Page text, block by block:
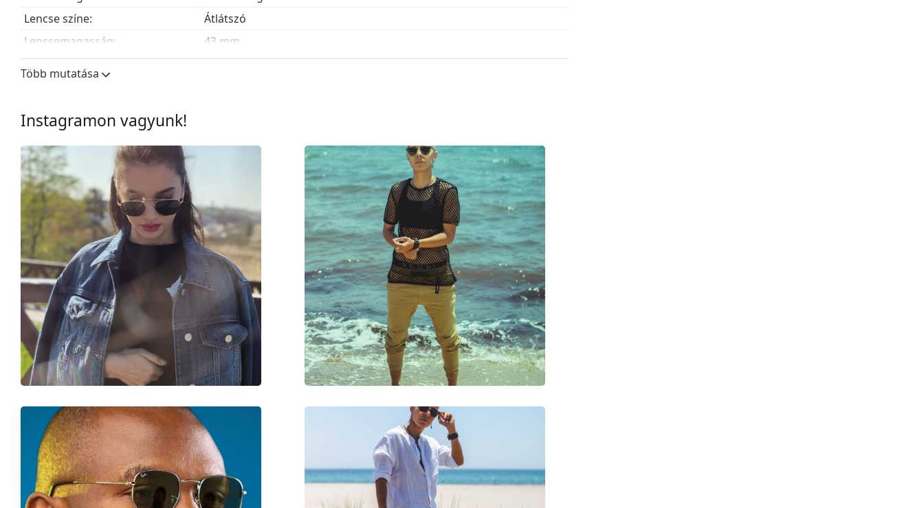
Lencse színe:
Átlátszó
Lencsemagasság:
43 mm
Lencseszélesség:
63 mm
Keret
Keret forma:
Keret színe:
Keret anyaga:
Műanyag
Méret:
M
Szélesség:
134 mm
Szárhossz:
130 mm
Hídszélesség:
18 mm
Súly:
100 g
Állítható orrpárna:
Nem
Kiegészítők
Tok:
Igen
Egyéb
Nem:
Férfi
Kategória:
Napszemüvegek
Márka:
Ray-Ban
Több mutatása
Instagramon vagyunk!